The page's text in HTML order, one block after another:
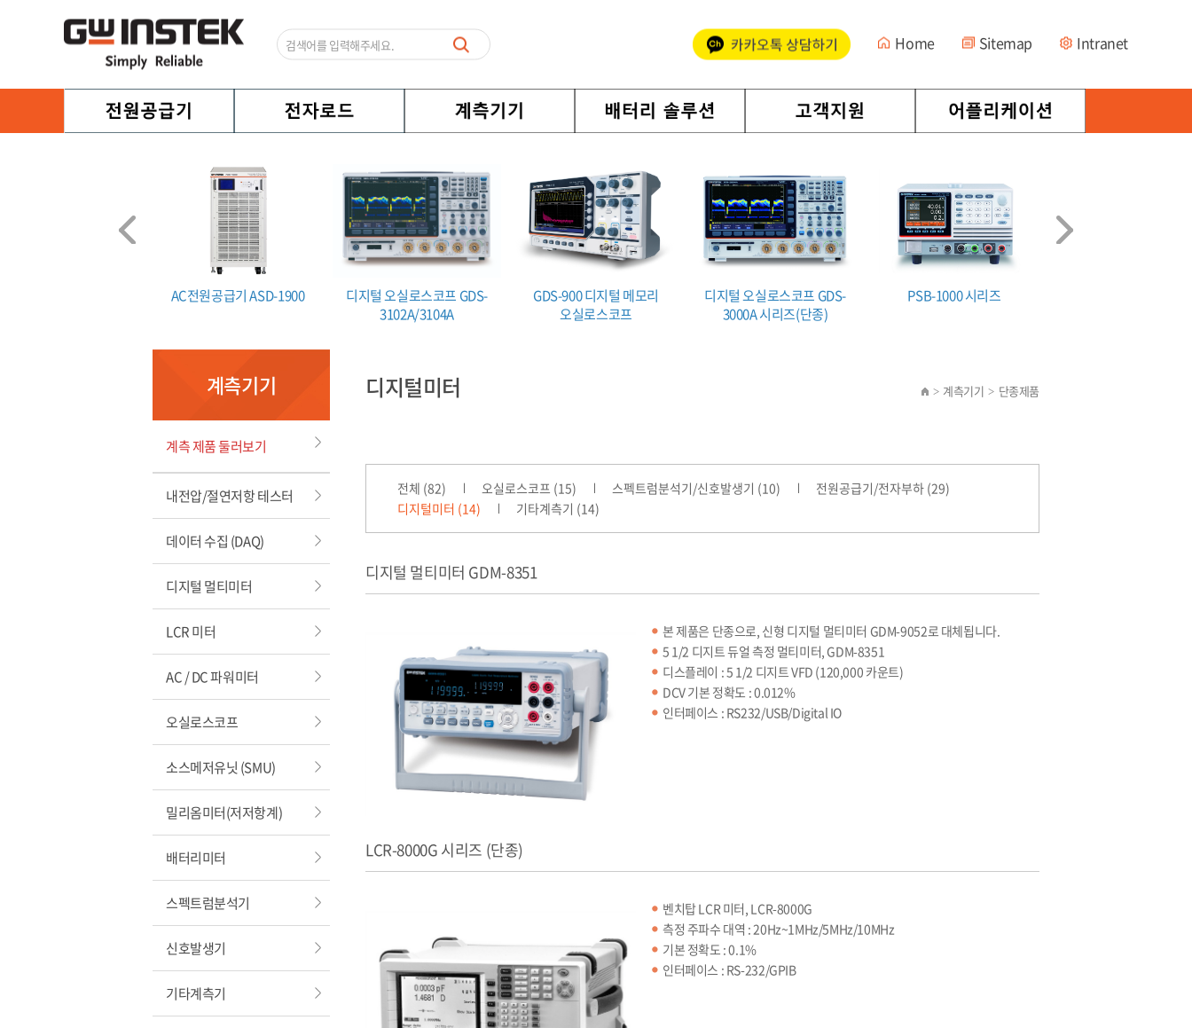
Home Sitemap Intranet
AC전원공급기 ASD-1900
디지털 오실로스코프 GDS-
3102A/3104A
GDS-900 디지털 메모리
오실로스코프
디지털 오실로스코프 GDS-
3000A 시리즈(단종)
PSB-1000 시리즈
계측기기
계측 제품 둘러보기
내전압/절연저항 테스터
데이터 수집 (DAQ)
디지털 멀티미터
LCR 미터
AC / DC 파워미터
오실로스코프
소스메저유닛 (SMU)
밀리옴미터(저저항계)
배터리미터
스펙트럼분석기
신호발생기
기타계측기
> 계측기기 > 단종제품
디지털미터
전체 (82) 오실로스코프 (15) 스펙트럼분석기/신호발생기 (10)
전원공급기/전자부하 (29)
디지털미터 (14)
기타계측기 (14)
디지털 멀티미터 GDM-8351
본 제품은 단종으로, 신형 디지털 멀티미터 GDM-9052로 대체됩니다.
5 1/2 디지트 듀얼 측정 멀티미터, GDM-8351
디스플레이 : 5 1/2 디지트 VFD (120,000 카운트)
DCV 기본 정확도 : 0.012%
인터페이스 : RS232/USB/Digital IO
LCR-8000G 시리즈 (단종)
벤치탑 LCR 미터, LCR-8000G
측정 주파수 대역 : 20Hz~1MHz/5MHz/10MHz
기본 정확도 : 0.1%
인터페이스 : RS-232/GPIB